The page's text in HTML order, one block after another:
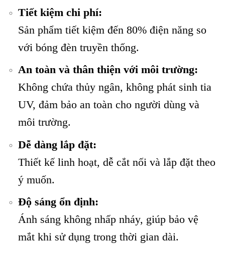
Tiết kiệm chi phí:
Sản phẩm tiết kiệm đến 80% điện năng so
với bóng đèn truyền thống.
An toàn và thân thiện với môi trường:
Không chứa thủy ngân, không phát sinh tia
UV, đảm bảo an toàn cho người dùng và
môi trường.
Dễ dàng lắp đặt:
Thiết kế linh hoạt, dễ cắt nối và lắp đặt theo
ý muốn.
Độ sáng ổn định:
Ánh sáng không nhấp nháy, giúp bảo vệ
mắt khi sử dụng trong thời gian dài.